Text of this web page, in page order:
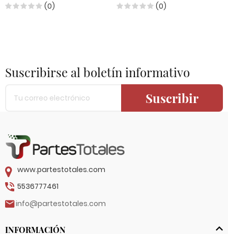
(0) (0)
Suscribirse al boletín informativo
Suscribir
www.partestotales.com
5536777461
info@partestotales.com
INFORMACIÓN